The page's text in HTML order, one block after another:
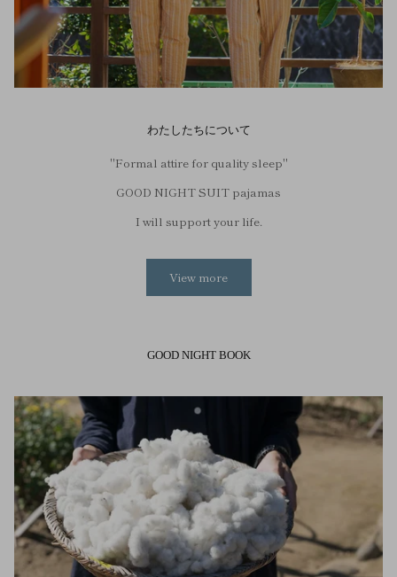
わたしたちについて
"Formal attire for quality sleep"
GOOD NIGHT SUIT pajamas
I will support your life.
View more
GOOD NIGHT BOOK